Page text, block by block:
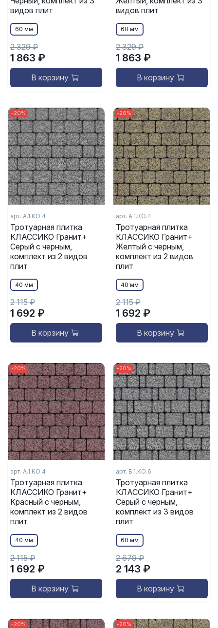
видов плит
60 мм
2 329 ₽
1 863 ₽
В корзину
видов плит
60 мм
2 329 ₽
1 863 ₽
В корзину
-20%
арт. А.1.КО.4
Тротуарная плитка
КЛАССИКО Гранит+
Серый с черным,
комплект из 2 видов
плит
40 мм
2 115 ₽
1 692 ₽
В корзину
-20%
арт. А.1.КО.4
Тротуарная плитка
КЛАССИКО Гранит+
Желтый с черным,
комплект из 2 видов
плит
40 мм
2 115 ₽
1 692 ₽
В корзину
-20%
арт. А.1.КО.4
Тротуарная плитка
КЛАССИКО Гранит+
Красный с черным,
комплект из 2 видов
плит
40 мм
2 115 ₽
1 692 ₽
В корзину
-20%
арт. Б.1.КО.6
Тротуарная плитка
КЛАССИКО Гранит+
Серый с черным,
комплект из 3 видов
плит
60 мм
2 679 ₽
2 143 ₽
В корзину
-20% -20%